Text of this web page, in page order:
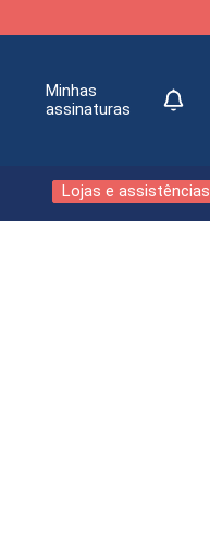
Minhas
assinaturas
Lojas e assistências